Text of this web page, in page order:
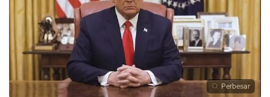
Perbesar